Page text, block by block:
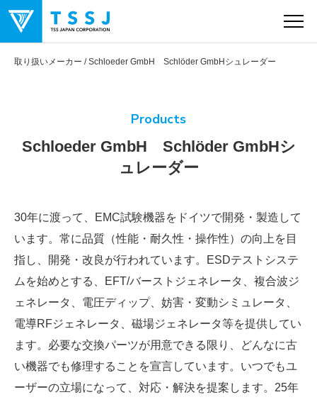
特集
見る
会社情報
ニュース
取り扱いメーカー Schloeder GmbH Schlöder GmbHシュレーダー
Products
Schloeder GmbH Schlöder GmbHシ
ュレーダー
30年に渡って、EMC試験機器をドイツで開発・製造して
います。常に品質（性能・耐久性・操作性）の向上を目
指し、開発・改良が行われています。ESDテストシステ
ムを始めとする、EFT/バーストジェネレータ、複合波ジ
ェネレータ、電圧ディップ、妨害・変動シミュレータ、
電導RFジェネレータ、磁場ジェネレータ等を提供してい
ます。必要な交換パーツが用意できる限り、どんなに古
い機器でも修理することを宣言しています。いつでもユ
ーザーの立場になって、対応・解決を提案します。25年